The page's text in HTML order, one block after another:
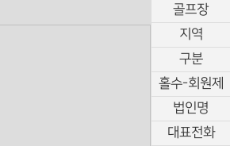
골프장
지역
구분
홀수-회원제
법인명
대표전화